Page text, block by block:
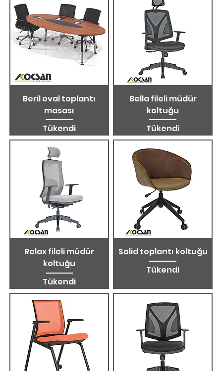
Beril oval toplantı
masası
Tükendi
Bella fileli müdür
koltuğu
Tükendi
Relax fileli müdür
koltuğu
Tükendi
Solid toplantı koltuğu
Tükendi